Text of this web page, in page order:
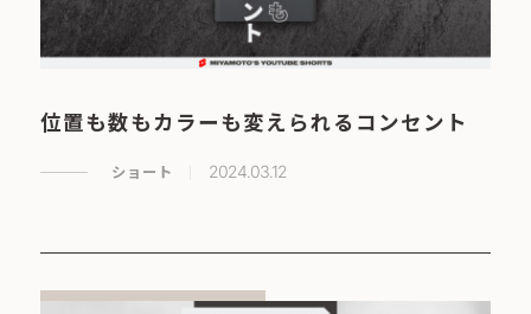
位置も数もカラーも変えられるコンセント
ショート 2024.03.12